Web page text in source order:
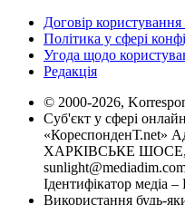
Договір
Політика у сфері
Угода щодо
Редакція
© 2000-2026,
Суб'єкт у сфері
«КореспонденТ.net»
ХАРКІВСЬКЕ ШОСЕ,
Ідентифікатор медіа
Використання будь-